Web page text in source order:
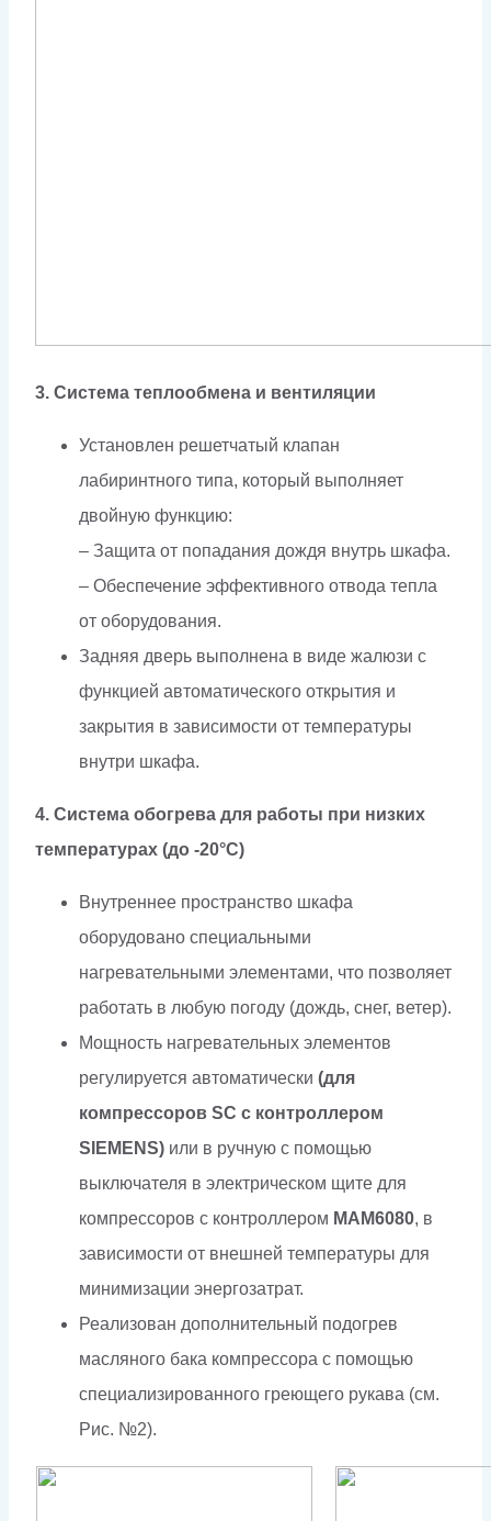
3. Система теплообмена и вентиляции
Установлен решетчатый клапан
лабиринтного типа, который выполняет
двойную функцию:
– Защита от попадания дождя внутрь шкафа.
– Обеспечение эффективного отвода тепла
от оборудования.
Задняя дверь выполнена в виде жалюзи с
функцией автоматического открытия и
закрытия в зависимости от температуры
внутри шкафа.
4. Система обогрева для работы при низких
температурах (до -20°C)
Внутреннее пространство шкафа
оборудовано специальными
нагревательными элементами, что позволяет
работать в любую погоду (дождь, снег, ветер).
Мощность нагревательных элементов
регулируется автоматически (для
компрессоров SC с контроллером
SIEMENS) или в ручную с помощью
выключателя в электрическом щите для
компрессоров с контроллером МАМ6080, в
зависимости от внешней температуры для
минимизации энергозатрат.
Реализован дополнительный подогрев
масляного бака компрессора с помощью
специализированного греющего рукава (см.
Рис. №2).